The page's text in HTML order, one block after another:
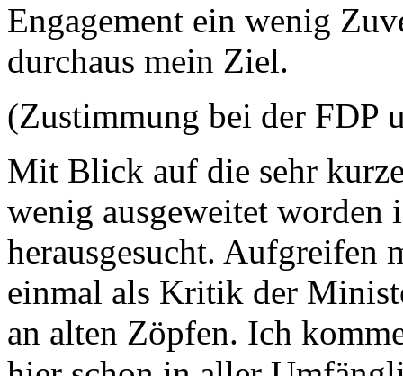
Engagement ein wenig
durchaus mein Ziel.
(Zustimmung bei der FDP
Mit Blick auf die sehr
wenig ausgeweitet worden
herausgesucht. Aufgreifen
einmal als Kritik der
an alten Zöpfen. Ich